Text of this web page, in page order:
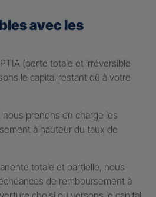
avec les
(perte totale et irréversible
le capital restant dû à votre
nous prenons en charge les
à hauteur du taux de
totale et partielle, nous
de remboursement à